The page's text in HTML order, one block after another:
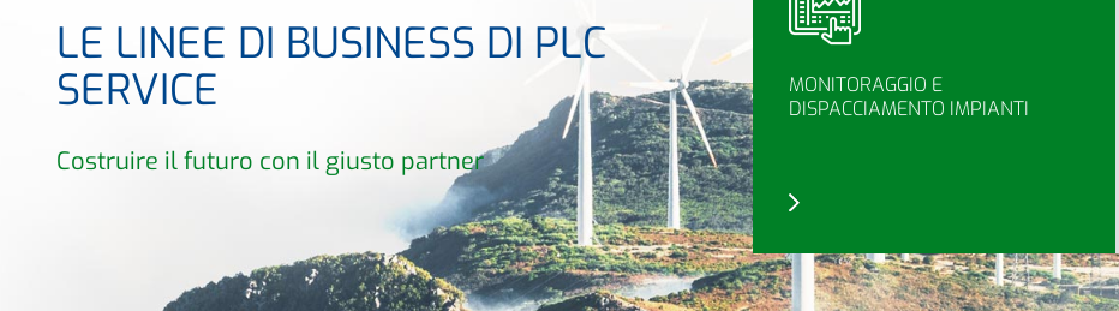
LE LINEE DI BUSINESS DI PLC
SERVICE
Costruire il futuro con il giusto partner
MONITORAGGIO E
DISPACCIAMENTO IMPIANTI